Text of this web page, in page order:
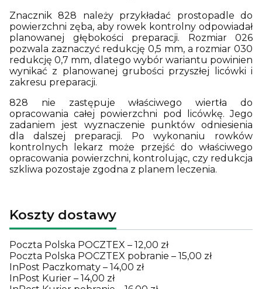
Znacznik 828 należy przykładać prostopadle do
powierzchni zęba, aby rowek kontrolny odpowiadał
planowanej głębokości preparacji. Rozmiar 026
pozwala zaznaczyć redukcję 0,5 mm, a rozmiar 030
redukcję 0,7 mm, dlatego wybór wariantu powinien
wynikać z planowanej grubości przyszłej licówki i
zakresu preparacji.
828 nie zastępuje właściwego wiertła do
opracowania całej powierzchni pod licówkę. Jego
zadaniem jest wyznaczenie punktów odniesienia
dla dalszej preparacji. Po wykonaniu rowków
kontrolnych lekarz może przejść do właściwego
opracowania powierzchni, kontrolując, czy redukcja
szkliwa pozostaje zgodna z planem leczenia.
Koszty dostawy
Poczta Polska POCZTEX – 12,00 zł
Poczta Polska POCZTEX pobranie – 15,00 zł
InPost Paczkomaty – 14,00 zł
InPost Kurier – 14,00 zł